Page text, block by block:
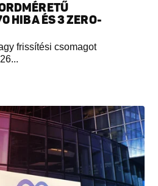
HIBA ÉS 3 ZERO-
frissítési csomagot